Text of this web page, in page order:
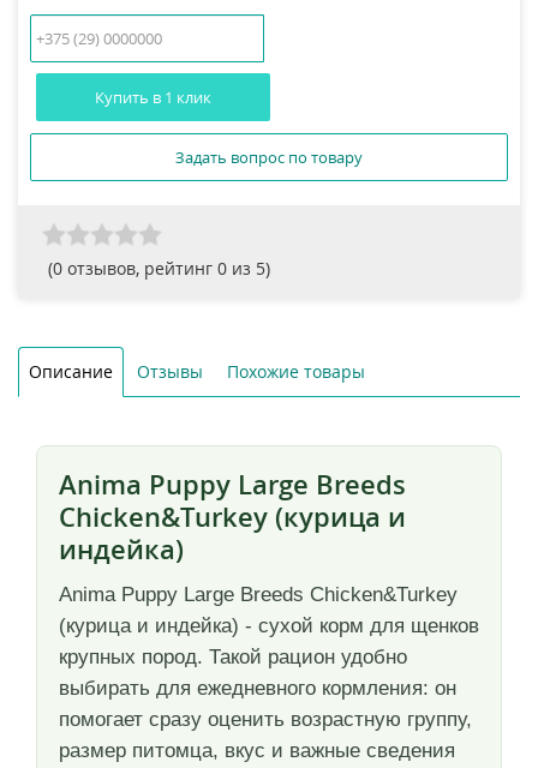
Купить в 1 клик
Задать вопрос по товару
(0 отзывов, рейтинг 0 из 5)
Описание Отзывы Похожие товары
Anima Puppy Large Breeds
Chicken&Turkey (курица и
индейка)
Anima Puppy Large Breeds Chicken&Turkey
(курица и индейка) - сухой корм для щенков
крупных пород. Такой рацион удобно
выбирать для ежедневного кормления: он
помогает сразу оценить возрастную группу,
размер питомца, вкус и важные сведения